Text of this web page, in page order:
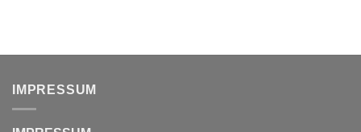
IMPRESSUM